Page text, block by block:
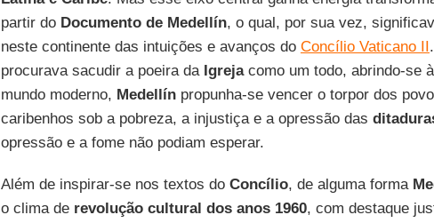
partir do Documento de Medellín, o qual, por sua vez,
neste continente das intuições e avanços do Concílio Vaticano II
procurava sacudir a poeira da Igrejacomo um todo, abrindo-se
mundo moderno, Medellínpropunha-se vencer o torpor dos
caribenhos sob a pobreza, a injustiça e a opressão das
opressão e a fome não podiam esperar.
Além de inspirar-se nos textos do Concílio, de alguma forma
o clima de revolução cultural dos anos 1960, com destaque